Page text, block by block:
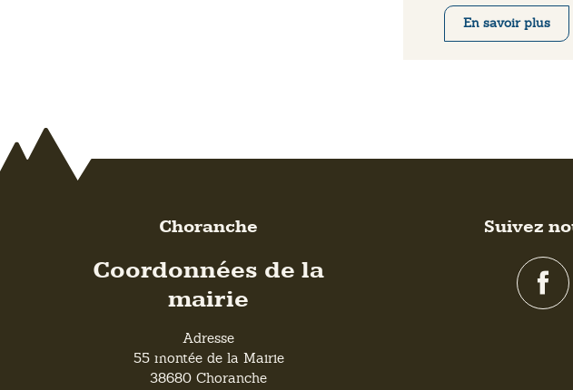
En savoir plus
Choranche
Coordonnées de la
mairie
Adresse
55 montée de la Mairie
38680 Choranche
Suivez